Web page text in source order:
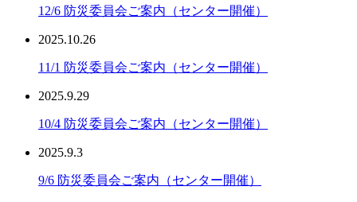
12/6 防災委員会ご案内（センター開催）
2025.10.26
11/1 防災委員会ご案内（センター開催）
2025.9.29
10/4 防災委員会ご案内（センター開催）
2025.9.3
9/6 防災委員会ご案内（センター開催）